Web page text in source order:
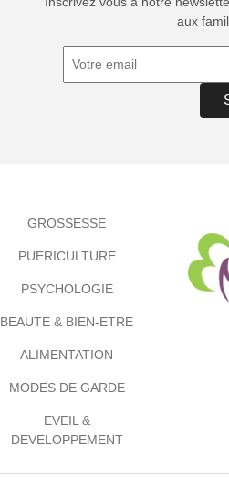
aux
GROSSESSE
PUERICULTURE
PSYCHOLOGIE
BEAUTE & BIEN-ETRE
ALIMENTATION
MODES DE GARDE
EVEIL &
DEVELOPPEMENT